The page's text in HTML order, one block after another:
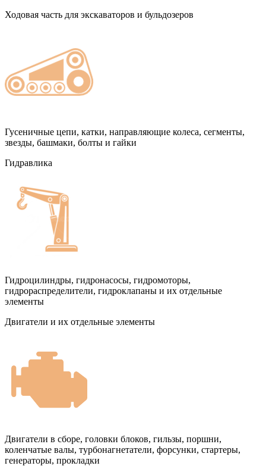
Ходовая часть для экскаваторов и бульдозеров
Гусеничные цепи, катки, направляющие колеса, сегменты,
звезды, башмаки, болты и гайки
Гидравлика
Гидроцилиндры, гидронасосы, гидромоторы,
гидрораспределители, гидроклапаны и их отдельные
элементы
Двигатели и их отдельные элементы
Двигатели в сборе, головки блоков, гильзы, поршни,
коленчатые валы, турбонагнетатели, форсунки, стартеры,
генераторы, прокладки